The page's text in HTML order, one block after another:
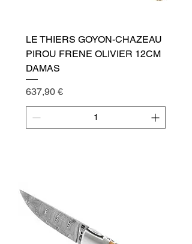
LE THIERS GOYON-CHAZEAU
PIROU FRENE OLIVIER 12CM
DAMAS
Cena
637,90 €